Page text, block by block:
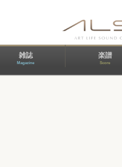
雑誌
Magazine
楽譜
Score